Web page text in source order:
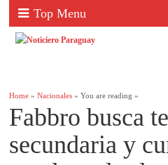
Top Menu
Home »Nacionales » You are reading »
Fabbro busca
secundaria y